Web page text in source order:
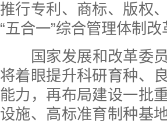
推行专利、商标、版权
“五合一”综合管理体制改
国家发展和改革委
将着眼提升科研育种、
能力，再布局建设一批
设施、高标准育制种基